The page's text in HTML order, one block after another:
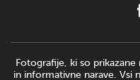
Fotografije, ki so
in informativne narave. Vsi